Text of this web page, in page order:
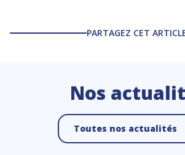
PARTAGEZ CET
Nos
Toutes nos actualités